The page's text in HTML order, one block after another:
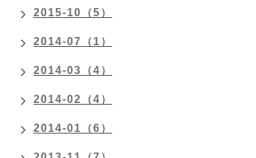
2015-10（5）
2014-07（1）
2014-03（4）
2014-02（4）
2014-01（6）